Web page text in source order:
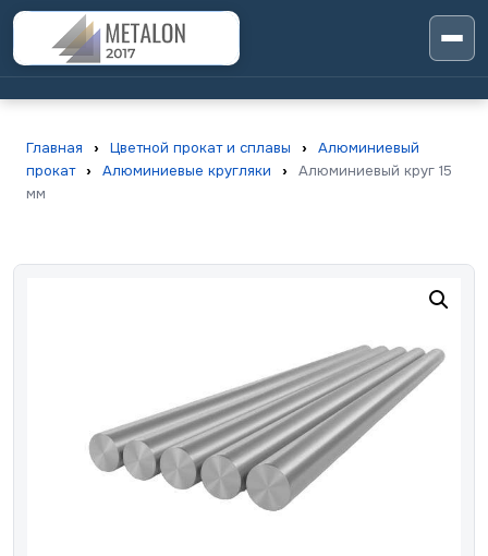
Главная › Цветной прокат и сплавы ›
Алюминиевый
прокат › Алюминиевые кругляки ›
Алюминиевый круг 15
мм